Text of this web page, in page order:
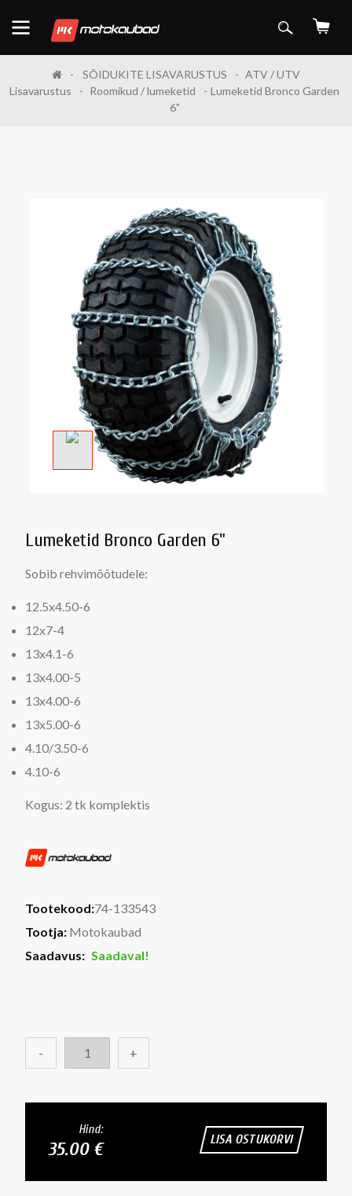
SÕIDUKITE LISAVARUSTUS
ATV / UTV
Lisavarustus
Roomikud / lumeketid
Lumeketid Bronco Garden
6"
Lumeketid Bronco Garden 6"
Sobib rehvimõõtudele:
12.5x4.50-6
12x7-4
13x4.1-6
13x4.00-5
13x4.00-6
13x5.00-6
4.10/3.50-6
4.10-6
Kogus: 2 tk komplektis
Tootekood:74-133543
Tootja: Motokaubad
Saadavus: Saadaval!
- +
Hind:
35.00 € LISA OSTUKORVI